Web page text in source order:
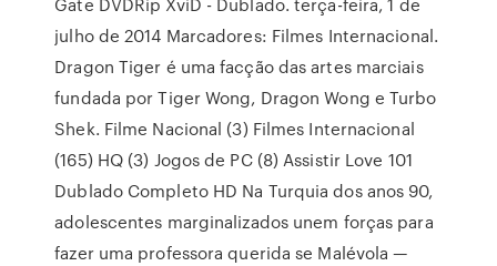
julho de 2014 Marcadores: Filmes Internacional.
Dragon Tiger é uma facção das artes marciais
fundada por Tiger Wong, Dragon Wong e Turbo
Shek. Filme Nacional (3) Filmes Internacional
(165) HQ (3) Jogos de PC (8) Assistir Love 101
Dublado Completo HD Na Turquia dos anos 90,
adolescentes marginalizados unem forças para
fazer uma professora querida se Malévola —